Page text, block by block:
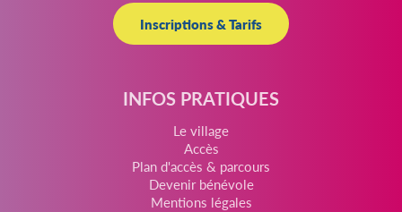
Inscriptions & Tarifs
INFOS PRATIQUES
Le village
Accès
Plan d'accès & parcours
Devenir bénévole
Mentions légales